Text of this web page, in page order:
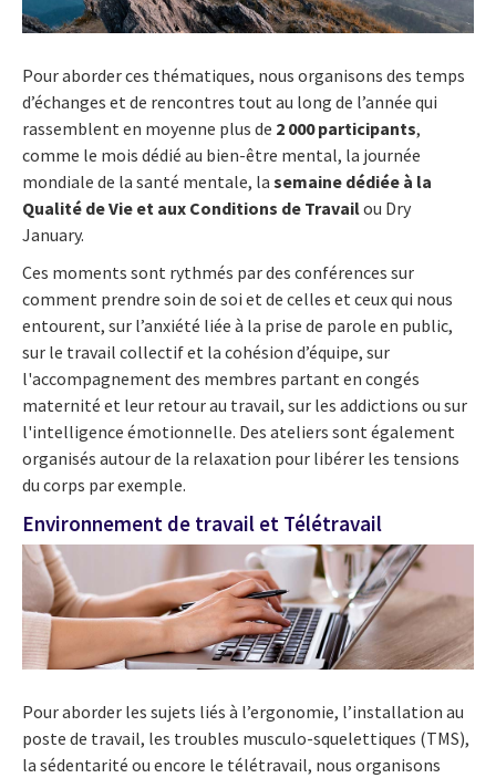
Pour aborder ces thématiques, nous organisons des temps
d’échanges et de rencontres tout au long de l’année qui
rassemblent en moyenne plus de 2 000 participants,
comme le mois dédié au bien-être mental, la journée
mondiale de la santé mentale, la semaine dédiée à la
Qualité de Vie et aux Conditions de Travailou Dry
January.
Ces moments sont rythmés par des conférences sur
comment prendre soin de soi et de celles et ceux qui nous
entourent, sur l’anxiété liée à la prise de parole en public,
sur le travail collectif et la cohésion d’équipe, sur
l'accompagnement des membres partant en congés
maternité et leur retour au travail, sur les addictions ou sur
l'intelligence émotionnelle. Des ateliers sont également
organisés autour de la relaxation pour libérer les tensions
du corps par exemple.
Environnement de travail et Télétravail
Pour aborder les sujets liés à l’ergonomie, l’installation au
poste de travail, les troubles musculo-squelettiques (TMS),
la sédentarité ou encore le télétravail, nous organisons